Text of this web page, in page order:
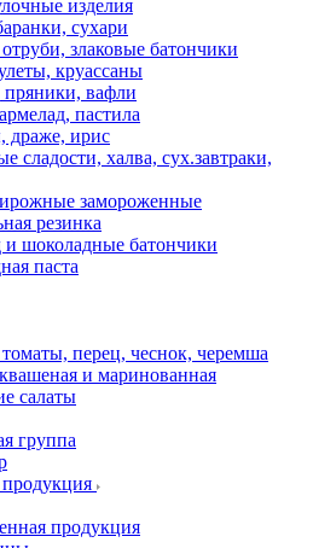
изделия
сухари
злаковые батончики
круассаны
пряники, вафли
пастила
драже, ирис
сладости, халва, сух.завтраки,
замороженные
резинка
шоколадные батончики
паста
перец, чеснок, черемша
и маринованная
салаты
группа
продукция